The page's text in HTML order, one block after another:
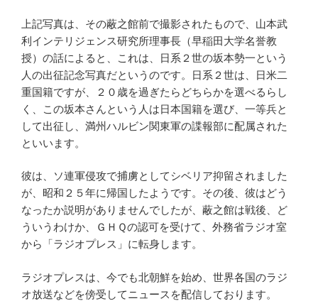
上記写真は、その蔽之館前で撮影されたもので、山本武
利インテリジェンス研究所理事長（早稲田大学名誉教
授）の話によると、これは、日系２世の坂本勢一という
人の出征記念写真だというのです。日系２世は、日米二
重国籍ですが、２０歳を過ぎたらどちらかを選べるらし
く、この坂本さんという人は日本国籍を選び、一等兵と
して出征し、満州ハルビン関東軍の諜報部に配属された
といいます。
彼は、ソ連軍侵攻で捕虜としてシベリア抑留されました
が、昭和２５年に帰国したようです。その後、彼はどう
なったか説明がありませんでしたが、蔽之館は戦後、ど
ういうわけか、ＧＨＱの認可を受けて、外務省ラジオ室
から「ラジオプレス」に転身します。
ラジオプレスは、今でも北朝鮮を始め、世界各国のラジ
オ放送などを傍受してニュースを配信しております。